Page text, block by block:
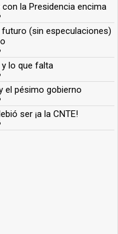
la Presidencia encima
(sin especulaciones)
lo que falta
el pésimo gobierno
ser ¡a la CNTE!